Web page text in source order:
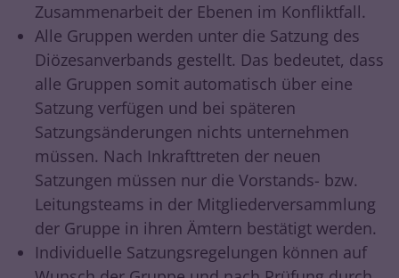
Zusammenarbeit der Ebenen im Konfliktfall.
Alle Gruppen werden unter die Satzung des
Diözesanverbands gestellt. Das bedeutet, dass
alle Gruppen somit automatisch über eine
Satzung verfügen und bei späteren
Satzungsänderungen nichts unternehmen
müssen. Nach Inkrafttreten der neuen
Satzungen müssen nur die Vorstands- bzw.
Leitungsteams in der Mitgliederversammlung
der Gruppe in ihren Ämtern bestätigt werden.
Individuelle Satzungsregelungen können auf